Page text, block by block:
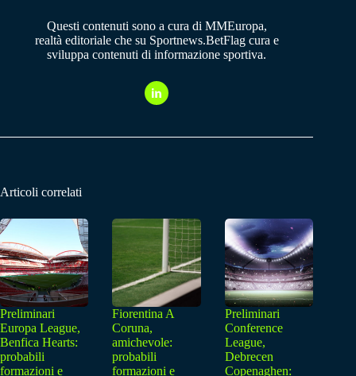
Questi contenuti sono a cura di MMEuropa,
realtà editoriale che su Sportnews.BetFlag cura e
sviluppa contenuti di informazione sportiva.
Articoli correlati
Preliminari
Europa League,
Benfica Hearts:
probabili
formazioni e
Fiorentina A
Coruna,
amichevole:
probabili
formazioni e
Preliminari
Conference
League,
Debrecen
Copenaghen: